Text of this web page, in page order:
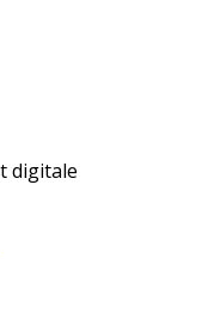
digitale